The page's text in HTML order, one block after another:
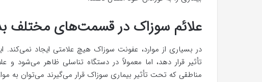
علائم سوزاک در قسمت‌های مختلف
در بسیاری از موارد، عفونت سوزاک هیچ علامتی ایجاد
تأثیر قرار دهد، اما معمولاً در دستگاه تناسلی ظاهر می‌شود و
مناطقی که تحت تأثیر بیماری سوزاک قرار می‌گیرند می‌توان به